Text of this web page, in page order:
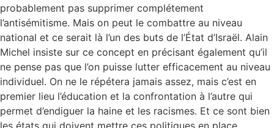
probablement pas supprimer complétement
l’antisémitisme. Mais on peut le combattre au niveau
national et ce serait là l’un des buts de l’État d’Israël. Alain
Michel insiste sur ce concept en précisant également qu’il
ne pense pas que l’on puisse lutter efficacement au niveau
individuel. On ne le répétera jamais assez, mais c’est en
premier lieu l’éducation et la confrontation à l’autre qui
permet d’endiguer la haine et les racismes. Et ce sont bien
les états qui doivent mettre ces politiques en place.